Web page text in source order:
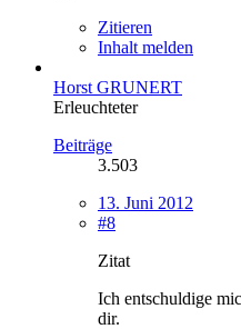
Zitieren
Inhalt melden
Horst GRUNERT
Erleuchteter
Beiträge
3.503
13. Juni 2012
#8
Zitat
Ich entschuldige
dir.